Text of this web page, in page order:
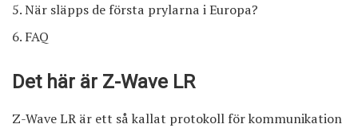
När släpps de första prylarna i Europa?
FAQ
Det här är Z-Wave LR
Z-Wave LR är ett så kallat protokoll för kommunikation